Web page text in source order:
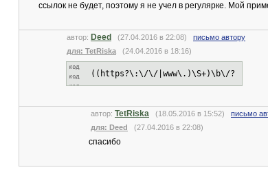
ссылок не будет, поэтому я не учел в регулярке. Мой
автор: Deed (27.04.2016 в 22:08) письмо автору
для: TetRiska (24.04.2016 в 18:16)
((https?\:\/\/|www\.)\S+)\b\/?
автор: TetRiska (18.05.2016 в 15:52) письмо
для: Deed (27.04.2016 в 22:08)
спасибо